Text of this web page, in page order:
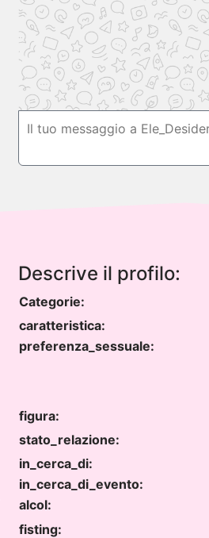
Descrive il profilo:
Categorie:
caratteristica:
preferenza_sessuale:
figura:
stato_relazione:
in_cerca_di:
in_cerca_di_evento:
alcol:
fisting: